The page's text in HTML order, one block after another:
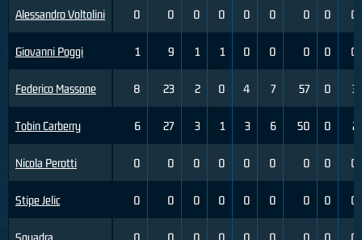
Alessandro Voltolini
Giovanni Poggi
Federico Massone
Tobin Carberry
Nicola Perotti
Stipe Jelic
0 0 0 0 0 0 0 0 0
1 9 1 1 0 0 0 0 0
8 23 2 0 4 7 57 0 3
6 27 3 1 3 6 50 0 2
0 0 0 0 0 0 0 0 0
0 0 0 0 0 0 0 0 0